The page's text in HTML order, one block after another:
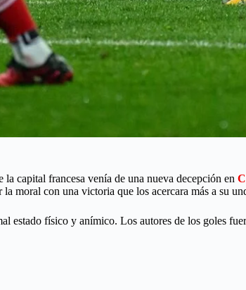
la capital francesa venía de una nueva decepción en
la moral con una victoria que los acercara más a su
estado físico y anímico. Los autores de los goles